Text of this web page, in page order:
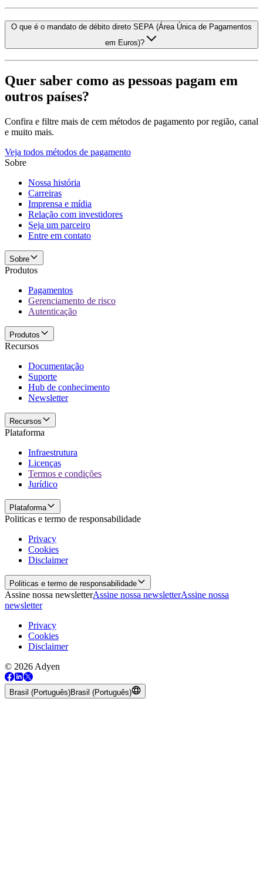
O que é o mandato de débito direto SEPA (Área Única de Pagamentos
em Euros)?
Quer saber como as pessoas pagam em
outros países?
Confira e filtre mais de cem métodos de pagamento por região, canal
e muito mais.
Veja todos métodos de pagamento
Sobre
Nossa história
Carreiras
Imprensa e mídia
Relação com investidores
Seja um parceiro
Entre em contato
Sobre
Produtos
Pagamentos
Gerenciamento de risco
Autenticação
Produtos
Recursos
Documentação
Suporte
Hub de conhecimento
Newsletter
Recursos
Plataforma
Infraestrutura
Licenças
Termos e condições
Jurídico
Plataforma
Politicas e termo de responsabilidade
Privacy
Cookies
Disclaimer
Politicas e termo de responsabilidade
Assine nossa newsletterAssine nossa newsletterAssine nossa
newsletter
Privacy
Cookies
Disclaimer
© 2026 Adyen
Brasil (Português)Brasil (Português)